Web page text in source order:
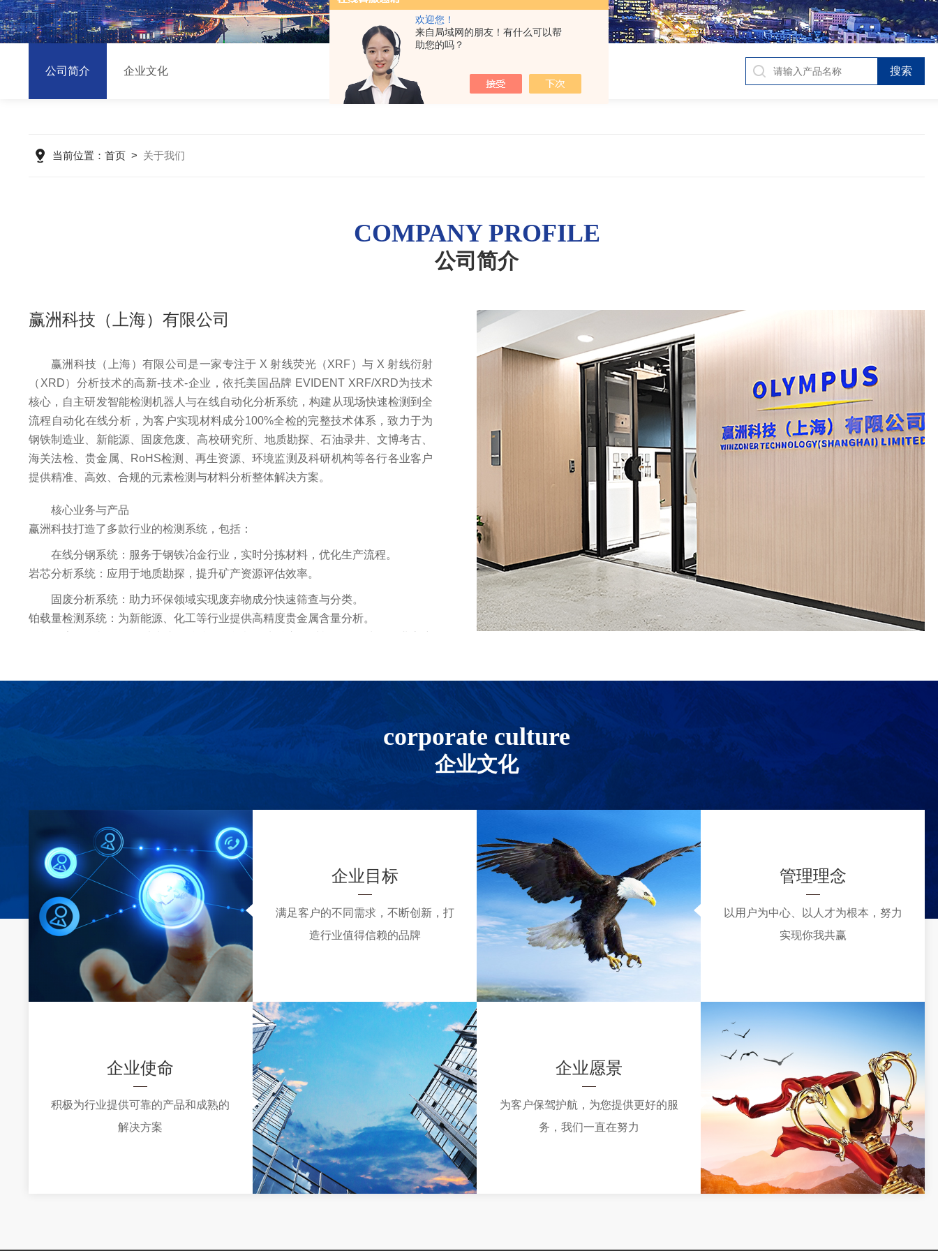
欢迎您！
来自局域网的朋友！有什么可以帮
助您的吗？
公司简介 企业文化
当前位置： 首页> 关于我们
COMPANY PROFILE
公司简介
赢洲科技（上海）有限公司
赢洲科技（上海）有限公司是一家专注于 X 射线荧光（XRF）与 X 射线衍射
（XRD）分析技术的高新-技术-企业，依托美国品牌 EVIDENT XRF/XRD为技术
核心，自主研发智能检测机器人与在线自动化分析系统，构建从现场快速检测到全
流程 自动化在线分析，为客户实现材料成分100%全检的完整技术体系，致力于为
钢铁制造业、新能源、固废危废、高校研究所、地质勘探、石油录井、文博考古、
海关法检、贵金属、RoHS检测、 再生资源、环境监测及科研机构等各行各业客户
提供精准、高效、合规的元素检测与材料分析整体解决方案。
核心业务与产品
赢洲科技打造了多款行业的检测系统，包括：
在线分钢系统： 服务于钢铁冶金行业，实时分拣材料，优化生产流程。
岩芯分析系统： 应用于地质勘探，提升矿产资源评估效率。
固废分析系统： 助力环保领域实现废弃物成分快速筛查与分类。
铂载量检测系统： 为新能源、化工等行业提供高精度贵金属含量分析。
服务网络与技术支持
公司以上海总部为核心，构建覆盖全国的一体化服务体系，已在香港、广东、河
南、湖北、湖南、江苏、江西、山东、浙江、河北、山西、天津、北京、陕西、四
川等多个重点省市设立分支机构，为客户提供高效响应的设备安装调试、定制化操
作培训、专业技术支持、仪器定期校准及终身维护等全面服务。
赢洲科技始终秉持 “技术为基、服务为本" 的发展理念，与国内外众多高校、科
研机构及行业主要企业开展深度合作，积极引进优秀技术，围绕客户实际需求打造
定制化检测解决方案。公司以诚信为根基，以创新为驱动，深耕 X 射线检测领域，
全力助力客户实现生产过程智能化、自动化与精准化升级，致力成为行业优秀企
业。
赢洲科技 —— 让检测更智能，让品质更好！
corporate culture
企业文化
企业目标
满足客户的不同需求，不断创新，打
造行业值得信赖的品牌
管理理念
以用户为中心、以人才为根本，努力
实现你我共赢
企业使命
积极为行业提供可靠的产品和成熟的
解决方案
企业愿景
为客户保驾护航，为您提供更好的服
务，我们一直在努力